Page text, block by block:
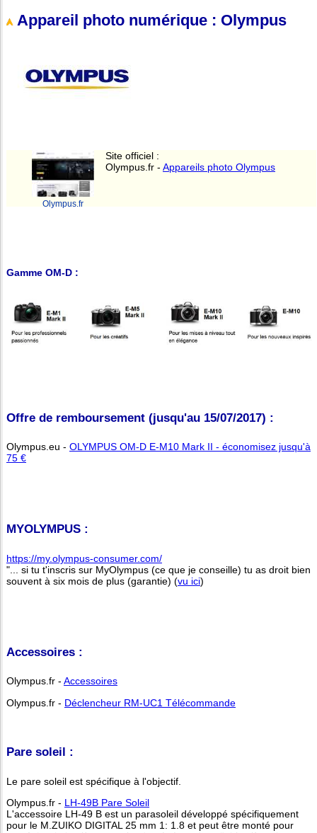
Appareil photo numérique : Olympus
Olympus.fr
Site officiel :
Olympus.fr - Appareils photo Olympus
Gamme OM-D :
Offre de remboursement (jusqu'au 15/07/2017) :
Olympus.eu - OLYMPUS OM-D E-M10 Mark II - économisez jusqu'à
75 €
MYOLYMPUS :
https://my.olympus-consumer.com/
"... si tu t'inscris sur MyOlympus (ce que je conseille) tu as droit bien
souvent à six mois de plus (garantie) (vu ici)
Accessoires :
Olympus.fr - Accessoires
Olympus.fr - Déclencheur RM‑UC1 Télécommande
Pare soleil :
Le pare soleil est spécifique à l'objectif.
Olympus.fr - LH‑49B Pare Soleil
L'accessoire LH‑49 B est un parasoleil développé spécifiquement
pour le M.ZUIKO DIGITAL 25 mm 1: 1.8 et peut être monté pour